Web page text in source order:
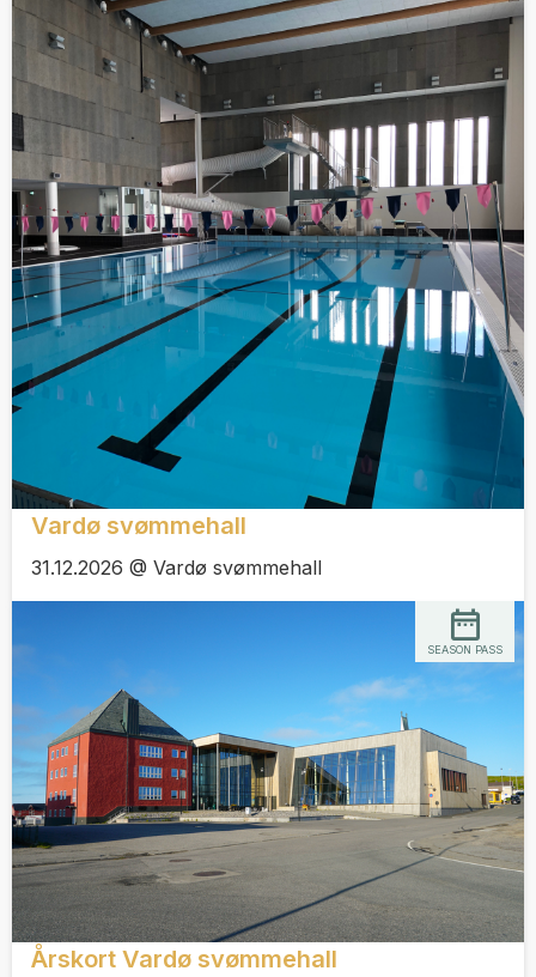
Vardø svømmehall
31.12.2026 @ Vardø svømmehall
Årskort Vardø svømmehall
SEASON PASS